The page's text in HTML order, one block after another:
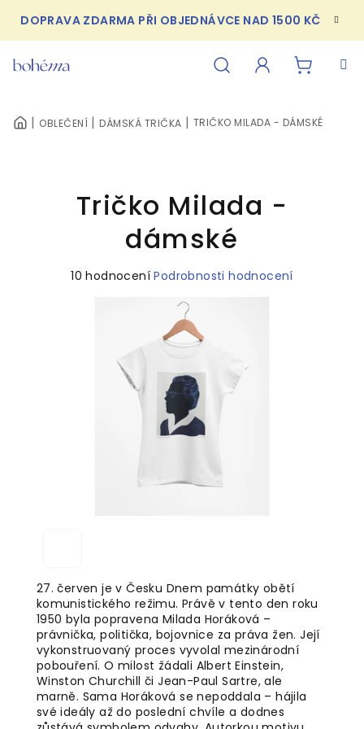
obsah
DOPRAVA ZDARMA PŘI OBJEDNÁVCE NAD 1500 KČ
DOMŮOBLEČENÍ DÁMSKÁ TRIČKA TRIČKO MILADA - DÁMSKÉ
27. červen je v Česku Dnem památky obětí
komunistického režimu. Právě v tento den roku
1950 byla popravena Milada Horáková –
právnička, politička, bojovnice za práva žen. Její
vykonstruovaný proces vyvolal mezinárodní
pobouření. O milost žádali Albert Einstein,
Winston Churchill či Jean-Paul Sartre, ale
marně. Sama Horáková se nepoddala – hájila
své ideály až do poslední chvíle a dodnes
Tričko Milada -
dámské
Průměrné
hvězdiček.
10 hodnocení Podrobnosti hodnocení